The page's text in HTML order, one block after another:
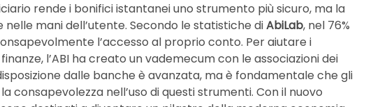
rende i bonifici istantanei uno strumento più sicuro, ma la
mani dell’utente. Secondo le statistiche diAbiLab, nel 76%
l’accesso al proprio conto. Per aiutare i
l’ABI ha creato un vademecum con le associazioni dei
dalle banche è avanzata, ma è fondamentale che gli
consapevolezza nell’uso di questi strumenti. Con il nuovo